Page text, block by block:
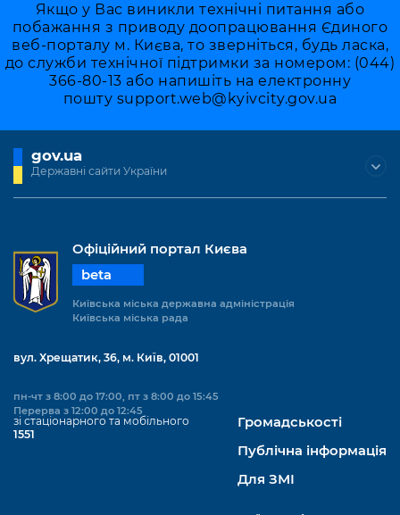
Якщо у Вас виникли технічні питання або
побажання з приводу доопрацювання Єдиного
веб-порталу м. Києва, то зверніться, будь ласка,
до служби технічної підтримки за номером: (044)
366-80-13 або напишіть на електронну
пошту support.web@kyivcity.gov.ua
gov.ua
Державні сайти України
Офіційний портал Києва
beta
Київська міська державна адміністрація
Київська міська рада
вул. Хрещатик, 36, м. Київ, 01001
пн-чт з 8:00 до 17:00, пт з 8:00 до 15:45
Перерва з 12:00 до 12:45
зі стаціонарного та мобільного
1551
Громадськості
Публічна інформація
Для ЗМІ